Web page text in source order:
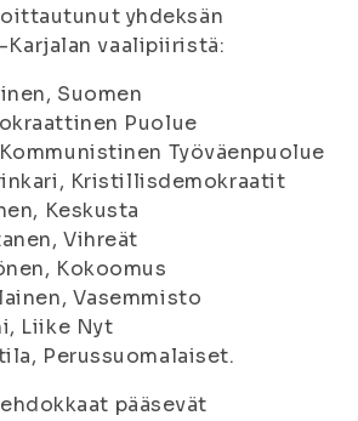
yhdeksän
Karjalan vaalipiiristä:
Suomen
Puolue
Työväenpuolue
Kristillisdemokraatit
Keskusta
Vihreät
Kokoomus
Vasemmisto
Liike Nyt
Perussuomalaiset.
pääsevät